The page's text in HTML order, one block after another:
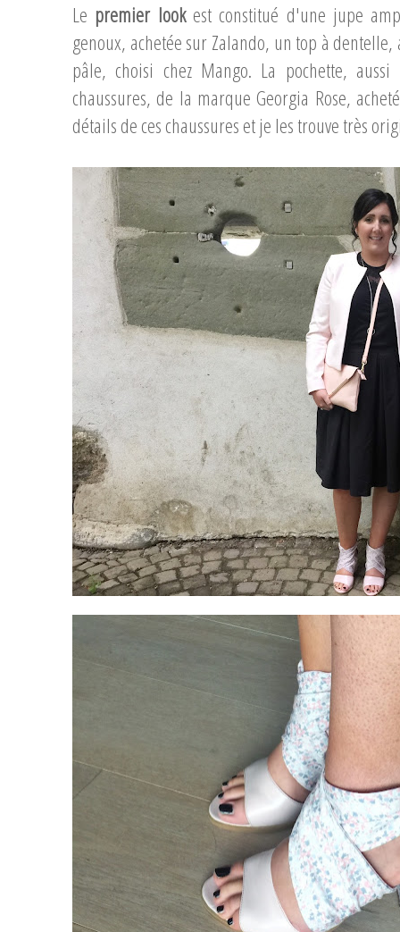
Le premier lookest constitué d'une jupe
genoux, achetée sur Zalando, un top à
pâle, choisi chez Mango. La pochette,
chaussures, de la marque Georgia Rose,
détails de ces chaussures et je les trouve très